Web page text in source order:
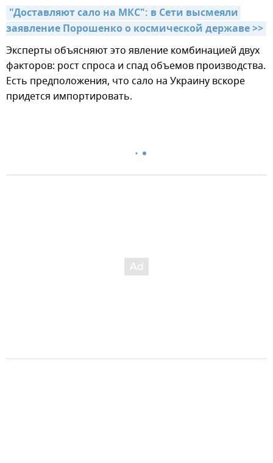
"Доставляют сало на МКС": в Сети высмеяли
заявление Порошенко о космической державе >>
Эксперты объясняют это явление комбинацией двух
факторов: рост спроса и спад объемов производства.
Есть предположения, что сало на Украину вскоре
придется импортировать.